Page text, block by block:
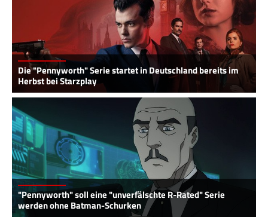
Die "Pennyworth" Serie startet in Deutschland bereits im
Herbst bei Starzplay
"Pennyworth" soll eine "unverfälschte R-Rated" Serie
werden ohne Batman-Schurken